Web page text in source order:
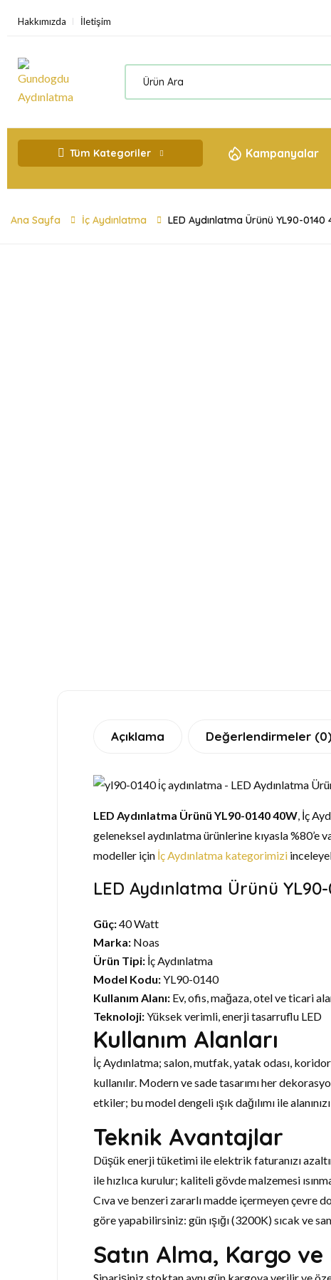
Hakkımızda İletişim
Tüm Kategoriler Kampanyalar
Ana Sayfa İç Aydınlatma LED Aydınlatma Ürünü YL90-0140
Açıklama Değerlendirmeler (0)
LED Aydınlatma Ürünü YL90-0140 40W, İç
geleneksel aydınlatma ürünlerine kıyasla %80’e
modeller için İç Aydınlatma kategorimizi
LED Aydınlatma Ürünü
Güç:40 Watt
Marka: Noas
Ürün Tipi: İç Aydınlatma
Model Kodu:YL90-0140
Kullanım Alanı: Ev, ofis, mağaza, otel ve ticari
Teknoloji:Yüksek verimli, enerji tasarruflu LED
Kullanım Alanları
İç Aydınlatma; salon, mutfak, yatak odası,
kullanılır. Modern ve sade tasarımı her
etkiler; bu model dengeli ışık dağılımı ile
Teknik Avantajlar
Düşük enerji tüketimi ile elektrik faturanızı
ile hızlıca kurulur; kaliteli gövde malzemesi
Cıva ve benzeri zararlı madde içermeyen çevre
göre yapabilirsiniz: gün ışığı (3200K) sıcak ve
Satın Alma, Kargo ve